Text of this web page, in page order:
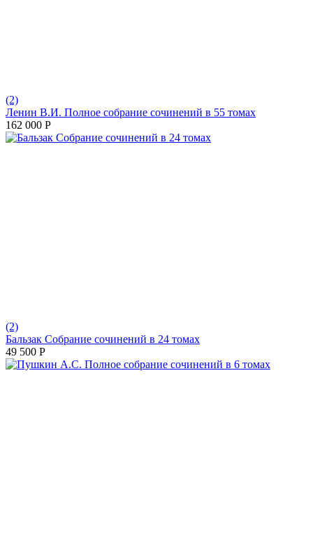
(2)
Ленин В.И. Полное собрание сочинений в 55 томах
162 000 Р
(2)
Бальзак Собрание сочинений в 24 томах
49 500 Р